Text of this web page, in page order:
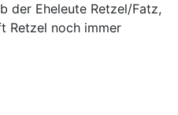
der Eheleute Retzel/Fatz,
Retzel noch immer